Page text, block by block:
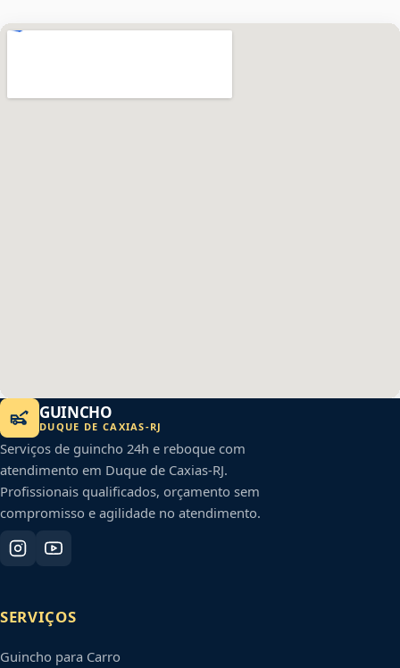
GUINCHO
DUQUE DE CAXIAS-RJ
Serviços de guincho 24h e reboque com
atendimento em Duque de Caxias-RJ.
Profissionais qualificados, orçamento sem
compromisso e agilidade no atendimento.
SERVIÇOS
Guincho para Carro